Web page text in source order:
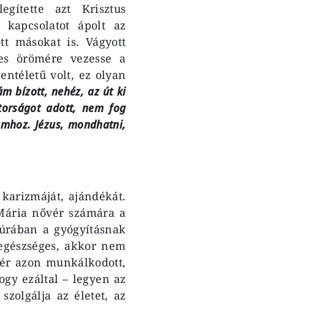
azt Krisztus
kapcsolatot ápolt az
másokat is. Vágyott
örömére vezesse a
volt, ez olyan
bízott, nehéz, az út ki
adott, nem fog
Jézus, mondhatni,
ajándékát.
nővér számára a
a gyógyításnak
akkor nem
azon munkálkodott,
ezáltal – legyen az
az életet, az